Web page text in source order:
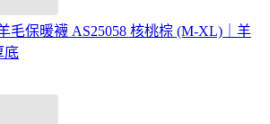
毛保暖襪 AS25058 核桃棕 (M-XL)｜羊
底